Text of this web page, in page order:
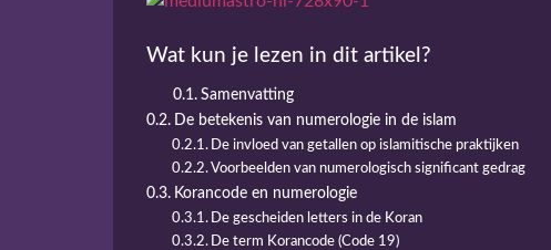
Wat kun je lezen in dit artikel?
Samenvatting
De betekenis van numerologie in de islam
De invloed van getallen op islamitische praktijken
Voorbeelden van numerologisch significant gedrag
Korancode en numerologie
De gescheiden letters in de Koran
De term Korancode (Code 19)